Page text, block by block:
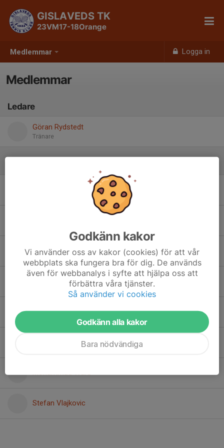
Medlemmar Logga in
GISLAVEDS TK
23VM17-18Orange
Medlemmar
Ledare
Göran Rydstedt
Tränare
Filip Vlajkovic
Liam Fionsson
Majid Mahammed
Mohammad Ward
Stefan Vlajkovic
Godkänn kakor
Vi använder oss av kakor (cookies) för att vår
webbplats ska fungera bra för dig. De används
även för webbanalys i syfte att hjälpa oss att
förbättra våra tjänster.
Så använder vi cookies
Godkänn alla kakor
Bara nödvändiga